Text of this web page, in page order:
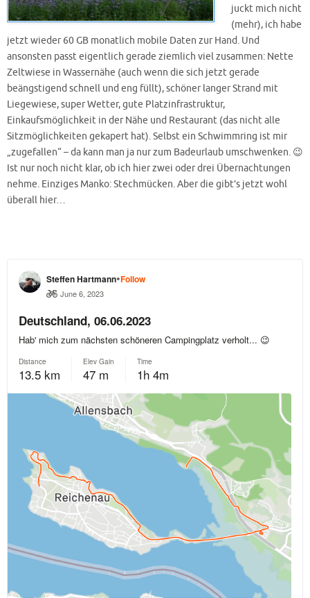
juckt mich nicht
(mehr), ich habe
jetzt wieder 60 GB monatlich mobile Daten zur Hand. Und
ansonsten passt eigentlich gerade ziemlich viel zusammen: Nette
Zeltwiese in Wassernähe (auch wenn die sich jetzt gerade
beängstigend schnell und eng füllt), schöner langer Strand mit
Liegewiese, super Wetter, gute Platzinfrastruktur,
Einkaufsmöglichkeit in der Nähe und Restaurant (das nicht alle
Sitzmöglichkeiten gekapert hat). Selbst ein Schwimmring ist mir
„zugefallen“ – da kann man ja nur zum Badeurlaub umschwenken. 😉
Ist nur noch nicht klar, ob ich hier zwei oder drei Übernachtungen
nehme. Einziges Manko: Stechmücken. Aber die gibt’s jetzt wohl
überall hier…